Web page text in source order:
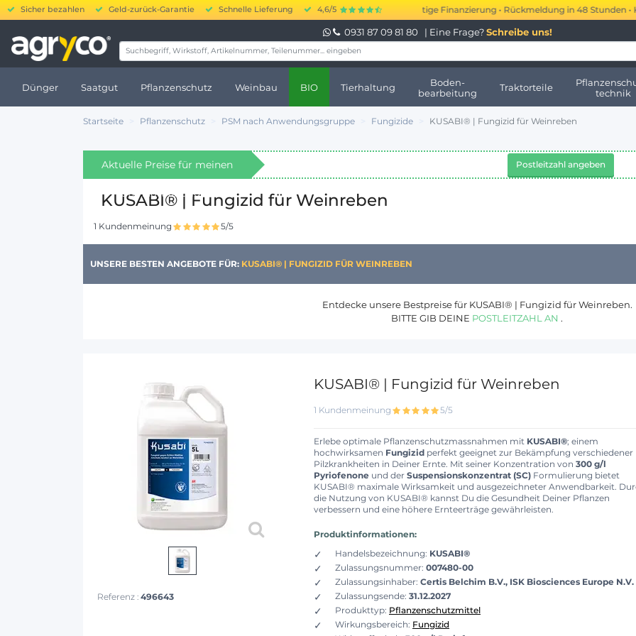
Sicher bezahlen Geld-zurück-Garantie Schnelle Lieferung 4,6/5
20.000 bis 250.000 € kurzfristige Finanzierung • Rückmeldung in 48 Stunden •
0931 87 09 81 80 | Eine Frage? Schreibe uns!
Dünger Saatgut Pflanzenschutz Weinbau BIO Tierhaltung
Boden-
bearbeitung
Traktorteile
technik
Startseite Pflanzenschutz PSM nach Anwendungsgruppe Fungizide KUSABI® | Fungizid für Weinreben
Aktuelle Preise für meinen
Standort anzeigen
Postleitzahl angeben
KUSABI® | Fungizid für Weinreben
1 Kundenmeinung 5/5
UNSERE BESTEN ANGEBOTE FÜR: KUSABI® | FUNGIZID FÜR WEINREBEN
Entdecke unsere Bestpreise für KUSABI® | Fungizid für Weinreben.
BITTE GIB DEINE POSTLEITZAHL AN .
Referenz : 496643
KUSABI® | Fungizid für Weinreben
1 Kundenmeinung 5/5
Erlebe optimale Pflanzenschutzmassnahmen mit KUSABI®; einem
hochwirksamen Fungizid perfekt geeignet zur Bekämpfung verschiedener
Pilzkrankheiten in Deiner Ernte. Mit seiner Konzentration von 300 g/l
Pyriofenone und der Suspensionskonzentrat (SC) Formulierung bietet
KUSABI® maximale Wirksamkeit und ausgezeichneter Anwendbarkeit.
die Nutzung von KUSABI® kannst Du die Gesundheit Deiner Pflanzen
verbessern und eine höhere Ernteerträge gewährleisten.
Produktinformationen:
Handelsbezeichnung: KUSABI®
Zulassungsnummer: 007480-00
Zulassungsinhaber: Certis Belchim B.V., ISK Biosciences Europe N.V.
Zulassungsende: 31.12.2027
Produkttyp: Pflanzenschutzmittel
Wirkungsbereich: Fungizid